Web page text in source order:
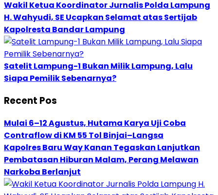
Wakil Ketua Koordinator Jurnalis Polda Lampung
H. Wahyudi, SE Ucapkan Selamat atas Sertijab
Kapolresta Bandar Lampung
Satelit Lampung-1 Bukan Milik Lampung, Lalu
Siapa Pemilik Sebenarnya?
Recent Pos
Mulai 6–12 Agustus, Hutama Karya Uji Coba
Contraflow di KM 55 Tol Binjai–Langsa
Kapolres Baru Way Kanan Tegaskan Lanjutkan
Pembatasan Hiburan Malam, Perang Melawan
Narkoba Berlanjut